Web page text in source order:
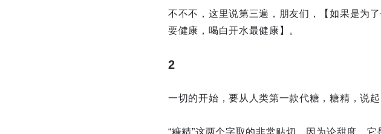
不不不，这里说第三遍，朋友们，【如果是为
要健康，喝白开水最健康】。
2
一切的开始，要从人类第一款代糖，糖精，说起
“糖精”这两个字取的非常贴切，因为论甜度，它